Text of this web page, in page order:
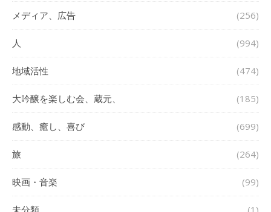
メディア、広告 (256)
人 (994)
地域活性 (474)
大吟醸を楽しむ会、蔵元、 (185)
感動、癒し、喜び (699)
旅 (264)
映画・音楽 (99)